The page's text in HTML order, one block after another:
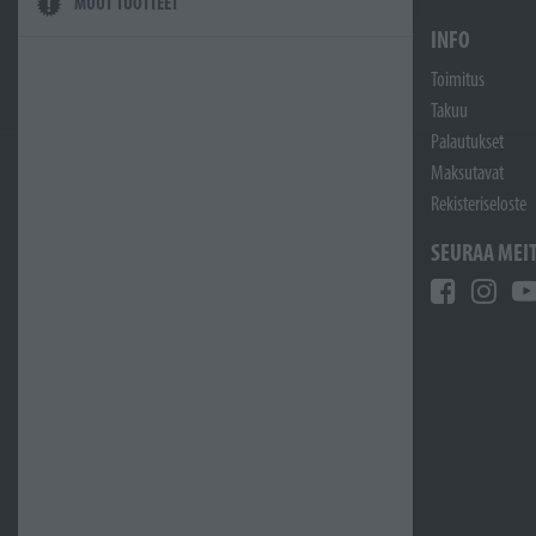
INFO
Toimitus
Takuu
Palautukset
Maksutavat
Rekisteriseloste
SEURAA